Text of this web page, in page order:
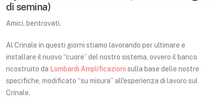
di semina)
Amici, bentrovati.
Al Crinale in questi giorni stiamo lavorando per ultimare e
installare il nuovo “cuore” del nostro sistema, ovvero il banco
ricostruito da Lombardi Amplificazioni sulla base delle nostre
specifiche, modificato “su misura” all'esperienza di lavoro sul
Crinale.